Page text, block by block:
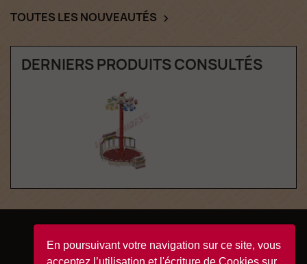
En poursuivant votre navigation sur ce site, vous
acceptez l’utilisation et l'écriture de Cookies sur
TOUTES LES NOUVEAUTÉS 
DERNIERS PRODUITS CONSULTÉS
FacebookYouTubeInstagram
TikTok